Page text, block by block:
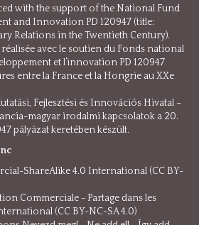
with the support of the National Fund
and Innovation PD 120947 (title:
Relations in the Twentieth Century).
réalisée avec le soutien du Fonds national
et l’innovation PD 120947
entre la France et la Hongrie au XXe
Fejlesztési és Innovációs Hivatal –
magyar irodalmi kapcsolatok a 20.
pályázat keretében készült.
ShareAlike 4.0 International (CC BY-
Commerciale - Partage dans les
(CC BY-NC-SA 4.0)